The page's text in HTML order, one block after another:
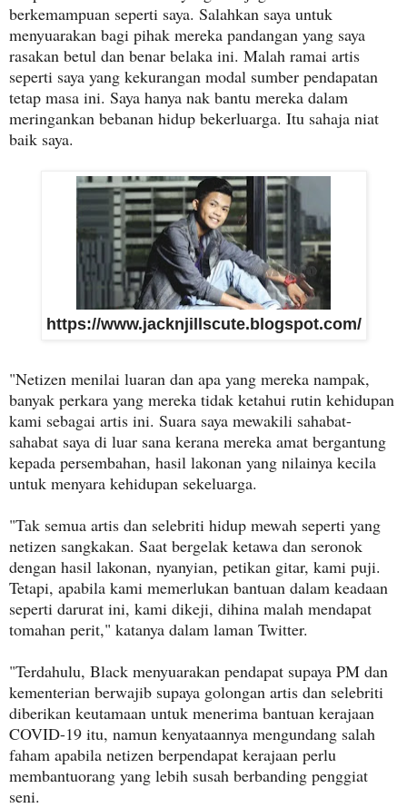
berkemampuan seperti saya. Salahkan saya untuk
menyuarakan bagi pihak mereka pandangan yang saya
rasakan betul dan benar belaka ini. Malah ramai artis
seperti saya yang kekurangan modal sumber pendapatan
tetap masa ini. Saya hanya nak bantu mereka dalam
meringankan bebanan hidup bekerluarga. Itu sahaja niat
baik saya.
https://www.jacknjillscute.blogspot.com/
"Netizen menilai luaran dan apa yang mereka nampak,
banyak perkara yang mereka tidak ketahui rutin kehidupan
kami sebagai artis ini. Suara saya mewakili sahabat-
sahabat saya di luar sana kerana mereka amat bergantung
kepada persembahan, hasil lakonan yang nilainya kecila
untuk menyara kehidupan sekeluarga.
"Tak semua artis dan selebriti hidup mewah seperti yang
netizen sangkakan. Saat bergelak ketawa dan seronok
dengan hasil lakonan, nyanyian, petikan gitar, kami puji.
Tetapi, apabila kami memerlukan bantuan dalam keadaan
seperti darurat ini, kami dikeji, dihina malah mendapat
tomahan perit," katanya dalam laman Twitter.
"Terdahulu, Black menyuarakan pendapat supaya PM dan
kementerian berwajib supaya golongan artis dan selebriti
diberikan keutamaan untuk menerima bantuan kerajaan
COVID-19 itu, namun kenyataannya mengundang salah
faham apabila netizen berpendapat kerajaan perlu
membantuorang yang lebih susah berbanding penggiat
seni.